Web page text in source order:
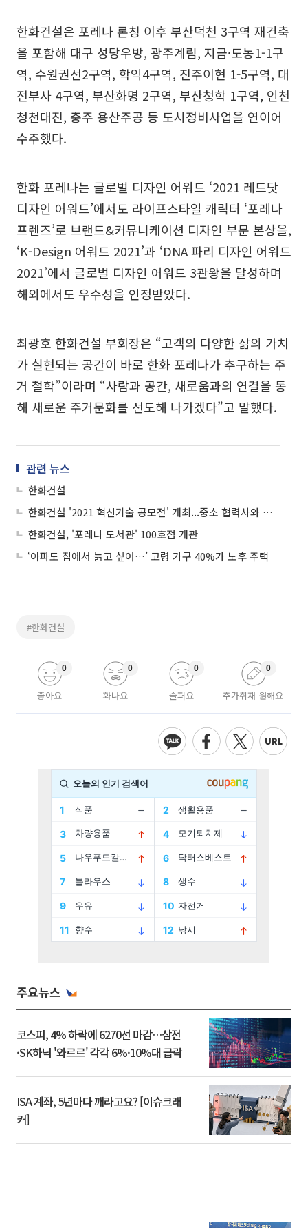
한화건설은 포레나 론칭 이후 부산덕천 3구역 재건축
을 포함해 대구 성당우방, 광주계림, 지금·도농1-1구
역, 수원권선2구역, 학익4구역, 진주이현 1-5구역, 대
전부사 4구역, 부산화명 2구역, 부산청학 1구역, 인천
청천대진, 충주 용산주공 등 도시정비사업을 연이어
수주했다.
한화 포레나는 글로벌 디자인 어워드 ‘2021 레드닷
디자인 어워드’에서도 라이프스타일 캐릭터 ‘포레나
프렌즈’로 브랜드&커뮤니케이션 디자인 부문 본상을,
‘K-Design 어워드 2021’과 ‘DNA 파리 디자인 어워드
2021’에서 글로벌 디자인 어워드 3관왕을 달성하며
해외에서도 우수성을 인정받았다.
최광호 한화건설 부회장은 “고객의 다양한 삶의 가치
가 실현되는 공간이 바로 한화 포레나가 추구하는 주
거 철학”이라며 “사람과 공간, 새로움과의 연결을 통
해 새로운 주거문화를 선도해 나가겠다”고 말했다.
관련 뉴스
한화건설
한화건설 '2021 혁신기술 공모전' 개최...중소 협력사와 동반성장 강화
한화건설, '포레나 도서관' 100호점 개관
‘아파도 집에서 늙고 싶어…’ 고령 가구 40%가 노후 주택
#한화건설
좋아요
0
화나요
0
슬퍼요
0
추가취재 원해요
0
주요뉴스
코스피, 4% 하락에 6270선 마감…삼전
·SK하닉 '와르르' 각각 6%·10%대 급락
ISA 계좌, 5년마다 깨라고요? [이슈크래
커]